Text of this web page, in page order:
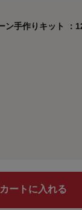
ン手作りキット ：
カートに入れる